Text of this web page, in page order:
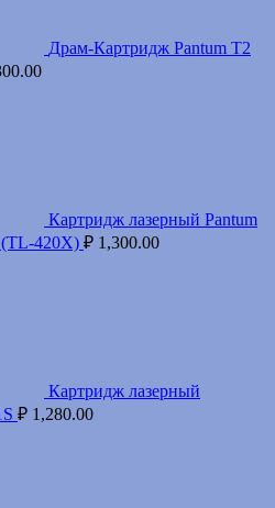
Драм-Картридж Pantum T2
Картридж лазерный Pantum
420X) ₽ 1,300.00
Картридж лазерный
₽ 1,280.00